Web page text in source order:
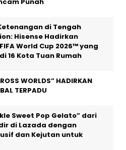
di Tengah
Hisense Hadirkan
World Cup 2026™ yang
16 Kota Tuan Rumah
WORLDS” HADIRKAN
TERPADU
Sweet Pop Gelato” dari
di Lazada dengan
dan Kejutan untuk